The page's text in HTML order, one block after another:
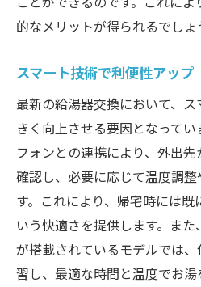
導入事例から学ぶエ
最新技術で快適さと効
エコジョーズの未来
的なメリットが得られるでしょ
スマート技術で利便性アップ
最新の給湯器交換において、
きく向上させる要因となって
フォンとの連携により、外出
確認し、必要に応じて温度調
す。これにより、帰宅時には既
いう快適さを提供します。ま
が搭載されているモデルでは
習し、最適な時間と温度でお